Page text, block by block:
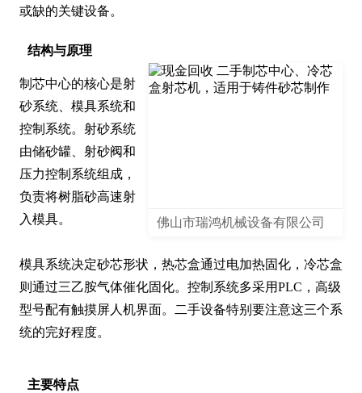
或缺的关键设备。
结构与原理
佛山市瑞鸿机械设备有限公司
制芯中心的核心是射
砂系统、模具系统和
控制系统。射砂系统
由储砂罐、射砂阀和
压力控制系统组成，
负责将树脂砂高速射
入模具。
模具系统决定砂芯形状，热芯盒通过电加热固化，冷芯盒
则通过三乙胺气体催化固化。控制系统多采用PLC，高级
型号配有触摸屏人机界面。二手设备特别要注意这三个系
统的完好程度。
主要特点